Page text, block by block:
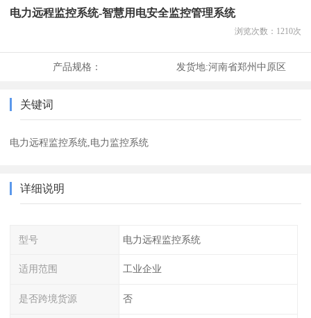
电力远程监控系统-智慧用电安全监控管理系统
浏览次数： 1210次
产品规格： 发货地:河南省郑州中原区
关键词
电力远程监控系统,电力监控系统
详细说明
型号 电力远程监控系统
适用范围 工业企业
是否跨境货源 否